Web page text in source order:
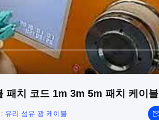
패치 코드 1m 3m 5m 패치 케이블
유리 섬유 광 케이블